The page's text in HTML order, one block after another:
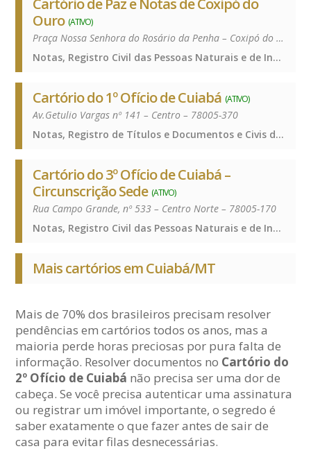
Ouro (ATIVO)
Praça Nossa Senhora do Rosário da Penha – Coxipó do Ouro – 78102-000
Notas, Registro Civil das Pessoas Naturais e de Interdições e Tutelas, Notas, Registro Civil das Pessoas Naturais e de Interdições e Tutelas, Notas, Registro Civil das Pessoas Naturais e de Interdições e Tutelas, Notas, Registro Civil das Pessoas Naturais e de Interdições e Tutelas
Cartório do 1º Ofício de Cuiabá (ATIVO)
Av.Getulio Vargas nº 141 – Centro – 78005-370
Notas, Registro de Títulos e Documentos e Civis das Pessoas Jurídicas, Notas, Registro de Títulos e Documentos e Civis das Pessoas Jurídicas, Notas, Registro de Títulos e Documentos e Civis das Pessoas Jurídicas, Notas, Registro de Títulos e Documentos e Civis das Pessoas Jurídicas
Cartório do 3º Ofício de Cuiabá –
Circunscrição Sede (ATIVO)
Rua Campo Grande, nº 533 – Centro Norte – 78005-170
Notas, Registro Civil das Pessoas Naturais e de Interdições e Tutelas, Notas, Registro Civil das Pessoas Naturais e de Interdições e Tutelas, Notas, Registro Civil das Pessoas Naturais e de Interdições e Tutelas, Notas, Registro Civil das Pessoas Naturais e de Interdições e Tutelas
Mais cartórios em Cuiabá/MT
Mais de 70% dos brasileiros precisam resolver
pendências em cartórios todos os anos, mas a
maioria perde horas preciosas por pura falta de
informação. Resolver documentos no Cartório do
2º Ofício de Cuiabá não precisa ser uma dor de
cabeça. Se você precisa autenticar uma assinatura
ou registrar um imóvel importante, o segredo é
saber exatamente o que fazer antes de sair de
casa para evitar filas desnecessárias.